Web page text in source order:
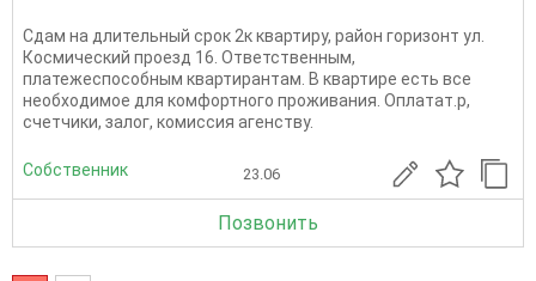
Сдам на длительный срок 2к квартиру, район горизонт ул.
Космический проезд 16. Ответственным,
платежеспособным квартирантам. В квартире есть все
необходимое для комфортного проживания. Оплатат.р,
счетчики, залог, комиссия агенству.
Собственник 23.06
Позвонить